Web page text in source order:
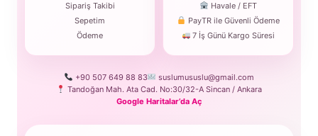
Sipariş Takibi
Sepetim
Ödeme
Havale / EFT
PayTR ile Güvenli Ödeme
7 İş Günü Kargo Süresi
+90 507 649 88 83
suslumususlu@gmail.com
Tandoğan Mah. Ata Cad. No:30/32-A Sincan / Ankara
Google Haritalar’da Aç